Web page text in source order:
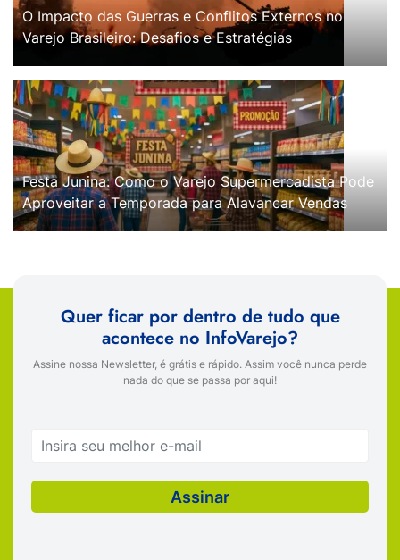
O Impacto das Guerras e Conflitos Externos no
Varejo Brasileiro: Desafios e Estratégias
Festa Junina: Como o Varejo Supermercadista Pode
Aproveitar a Temporada para Alavancar Vendas
Quer ficar por dentro de tudo que
acontece no InfoVarejo?
Assine nossa Newsletter, é grátis e rápido. Assim você nunca perde
nada do que se passa por aqui!